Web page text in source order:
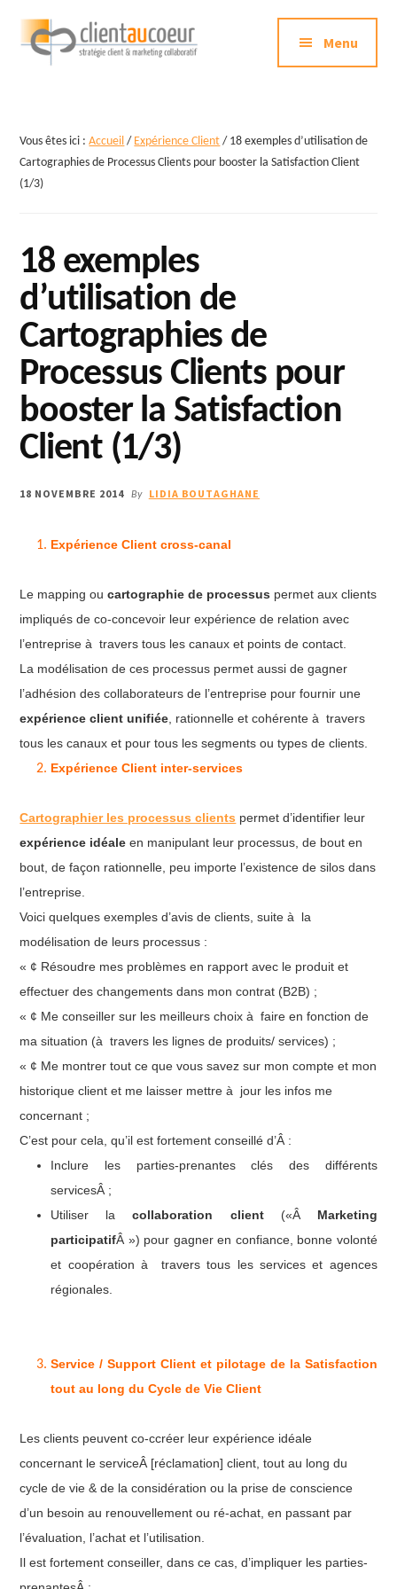
contenu
Additional
menu
expériences
mémorables
génératrices
Menu
Vous êtes ici :Accueil / Expérience Client /18 exemples d’utilisation de
Cartographies de Processus Clients pour booster la Satisfaction Client
(1/3)
18 exemples
d’utilisation de
Cartographies de
Processus Clients pour
booster la Satisfaction
Client (1/3)
18 NOVEMBRE 2014 By LIDIA BOUTAGHANE
Expérience Client cross-canal
Le mapping oucartographie de processus permet aux clients
impliqués de co-concevoir leur expérience de relation avec
l’entreprise à travers tous les canaux et points de contact.
La modélisation de ces processus permet aussi de gagner
l’adhésion des collaborateurs de l’entreprise pour fournir une
expérience client unifiée , rationnelle et cohérente à travers
tous les canaux et pour tous les segments ou types de clients.
Expérience Client inter-services
Cartographier les processus clients permet d’identifier leur
expérience idéale en manipulant leur processus, de bout en
bout, de façon rationnelle, peu importe l’existence de silos dans
l’entreprise.
Voici quelques exemples d’avis de clients, suite à la
modélisation de leurs processus :
« ¢ Résoudre mes problèmes en rapport avec le produit et
effectuer des changements dans mon contrat (B2B) ;
« ¢ Me conseiller sur les meilleurs choix à faire en fonction de
ma situation (à travers les lignes de produits/ services) ;
« ¢ Me montrer tout ce que vous savez sur mon compte et mon
historique client et me laisser mettre à jour les infos me
concernant ;
C’est pour cela, qu’il est fortement conseillé d’Â :
Inclure les parties-prenantes clés des différents
servicesÂ ;
Utiliser lacollaboration client(«Â Marketing
participatifÂ ») pour gagner en confiance, bonne volonté
et coopération à travers tous les services et agences
régionales.
Service / Support Client et pilotage de la Satisfaction
tout au long du Cycle de Vie Client
Les clients peuvent co-ccréer leur expérience idéale
concernant le serviceÂ [réclamation] client, tout au long du
cycle de vie & de la considération ou la prise de conscience
d’un besoin au renouvellement ou ré-achat, en passant par
l’évaluation, l’achat et l’utilisation.
Il est fortement conseiller, dans ce cas, d’impliquer les parties-